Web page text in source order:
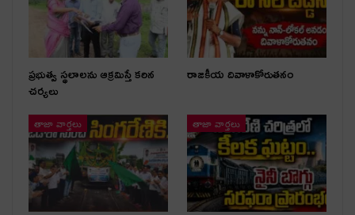
ప్రభుత్వ స్థలాలను ఆక్రమిస్తే కఠిన
చర్యలు
రాజకీయ దివాళాకోరుతనం
తాజా వార్తలు తాజా వార్తలు